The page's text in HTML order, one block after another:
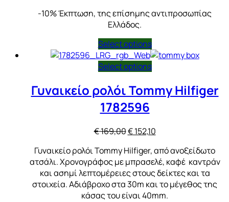
-10% Έκπτωση, της επίσημης αντιπροσωπίας
Ελλάδος.
Select options
Select options
Γυναικείο ρολόι Tommy Hilfiger
1782596
€169,00Original
was:
€ 169,00.
€152,10Η
τιμή
είναι:
€ 152,10.
Γυναικείο ρολόι Tommy Hilfiger, από ανοξείδωτο
ατσάλι. Χρονογράφος με μπρασελέ, καφέ καντράν
και ασημί λεπτομέρειες στους δείκτες και τα
στοιχεία. Αδιάβροχο στα 30m και το μέγεθος της
κάσας του είναι 40mm.